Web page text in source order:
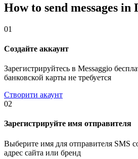
How to send messages in
01
Создайте аккаунт
Зарегистрируйтесь в Messaggio
банковской карты не требуется
Створити акаунт
02
Зарегистрируйте имя отправителя
Выберите имя для отправителя SMS
адрес сайта или бренд